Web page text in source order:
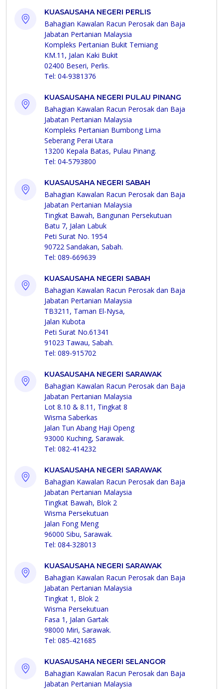
KUASAUSAHA NEGERI PERLIS
Bahagian Kawalan Racun Perosak dan Baja
Jabatan Pertanian Malaysia
Kompleks Pertanian Bukit Temiang
KM.11, Jalan Kaki Bukit
02400 Beseri, Perlis.
Tel: 04-9381376
KUASAUSAHA NEGERI PULAU PINANG
Bahagian Kawalan Racun Perosak dan Baja
Jabatan Pertanian Malaysia
Kompleks Pertanian Bumbong Lima
Seberang Perai Utara
13200 Kepala Batas, Pulau Pinang.
Tel: 04-5793800
KUASAUSAHA NEGERI SABAH
Bahagian Kawalan Racun Perosak dan Baja
Jabatan Pertanian Malaysia
Tingkat Bawah, Bangunan Persekutuan
Batu 7, Jalan Labuk
Peti Surat No. 1954
90722 Sandakan, Sabah.
Tel: 089-669639
KUASAUSAHA NEGERI SABAH
Bahagian Kawalan Racun Perosak dan Baja
Jabatan Pertanian Malaysia
TB3211, Taman El-Nysa,
Jalan Kubota
Peti Surat No.61341
91023 Tawau, Sabah.
Tel: 089-915702
KUASAUSAHA NEGERI SARAWAK
Bahagian Kawalan Racun Perosak dan Baja
Jabatan Pertanian Malaysia
Lot 8.10 & 8.11, Tingkat 8
Wisma Saberkas
Jalan Tun Abang Haji Openg
93000 Kuching, Sarawak.
Tel: 082-414232
KUASAUSAHA NEGERI SARAWAK
Bahagian Kawalan Racun Perosak dan Baja
Jabatan Pertanian Malaysia
Tingkat Bawah, Blok 2
Wisma Persekutuan
Jalan Fong Meng
96000 Sibu, Sarawak.
Tel: 084-328013
KUASAUSAHA NEGERI SARAWAK
Bahagian Kawalan Racun Perosak dan Baja
Jabatan Pertanian Malaysia
Tingkat 1, Blok 2
Wisma Persekutuan
Fasa 1, Jalan Gartak
98000 Miri, Sarawak.
Tel: 085-421685
KUASAUSAHA NEGERI SELANGOR
Bahagian Kawalan Racun Perosak dan Baja
Jabatan Pertanian Malaysia